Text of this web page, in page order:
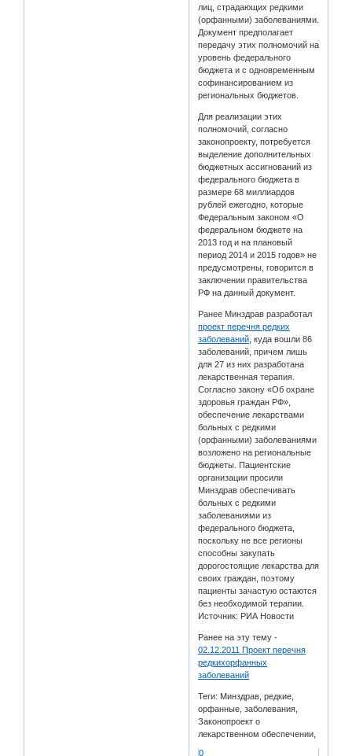
лиц, страдающих редкими
(орфанными) заболеваниями.
Документ предполагает
передачу этих полномочий на
уровень федерального
бюджета и с одновременным
софинансированием из
региональных бюджетов.
Для реализации этих
полномочий, согласно
законопроекту, потребуется
выделение дополнительных
бюджетных ассигнований из
федерального бюджета в
размере 68 миллиардов
рублей ежегодно, которые
Федеральным законом «О
федеральном бюджете на
2013 год и на плановый
период 2014 и 2015 годов» не
предусмотрены, говорится в
заключении правительства
РФ на данный документ.
Ранее Минздрав разработал
проект перечня редких
заболеваний , куда вошли 86
заболеваний, причем лишь
для 27 из них разработана
лекарственная терапия.
Согласно закону «Об охране
здоровья граждан РФ»,
обеспечение лекарствами
больных с редкими
(орфанными) заболеваниями
возложено на региональные
бюджеты. Пациентские
организации просили
Минздрав обеспечивать
больных с редкими
заболеваниями из
федерального бюджета,
поскольку не все регионы
способны закупать
дорогостоящие лекарства для
своих граждан, поэтому
пациенты зачастую остаются
без необходимой терапии.
Источник: РИА Новости
Ранее на эту тему -
02.12.2011 Проект перечня
редкихорфанных
заболеваний
Теги: Минздрав, редкие,
орфанные, заболевания,
Законопроект о
лекарственном обеспечении,
0